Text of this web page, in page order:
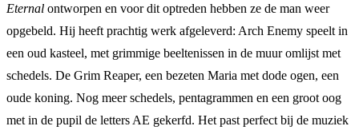
Eternal ontworpen en voor dit optreden hebben ze de man weer
opgebeld. Hij heeft prachtig werk afgeleverd: Arch Enemy speelt in
een oud kasteel, met grimmige beeltenissen in de muur omlijst met
schedels. De Grim Reaper, een bezeten Maria met dode ogen, een
oude koning. Nog meer schedels, pentagrammen en een groot oog
met in de pupil de letters AE gekerfd. Het past perfect bij de muziek